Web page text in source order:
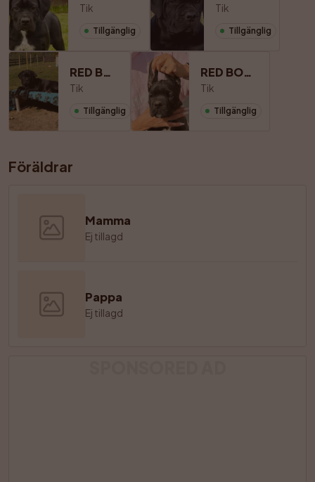
Tik
Tillgänglig
Tik
Tillgänglig
RED BOSS FIESTA
Tik
Tillgänglig
RED BOSS FIREFLITE
Tik
Tillgänglig
Föräldrar
Mamma
Ej tillagd
Pappa
Ej tillagd